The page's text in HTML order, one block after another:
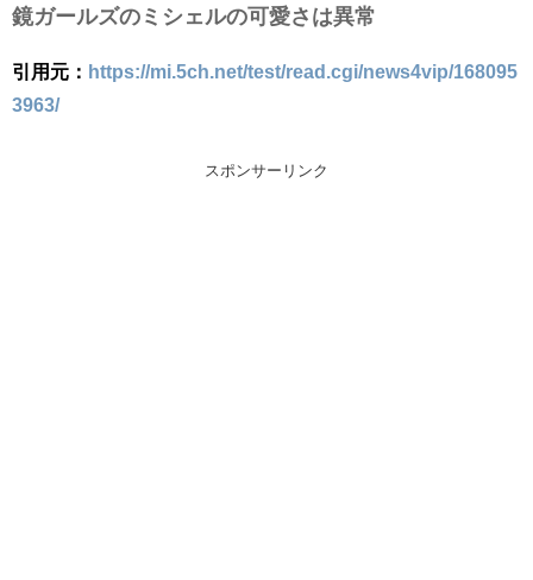
鏡ガールズのミシェルの可愛さは異常
引用元： https://mi.5ch.net/test/read.cgi/news4vip/168095
3963/
スポンサーリンク